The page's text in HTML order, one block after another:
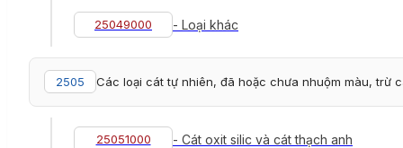
25049000 - Loại khác
2505 Các loại cát tự nhiên, đã hoặc chưa nhuộm màu, trừ
25051000 - Cát oxit silic và cát thạch anh